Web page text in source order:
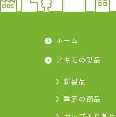
ホーム
アキモの製品
新製品
季節の商品